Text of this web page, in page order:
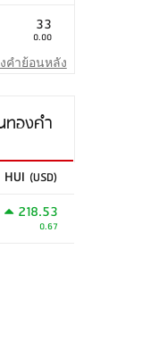
33
0.00
คำย้อนหลัง
ทองคำ
HUI (USD)
218.53
0.67